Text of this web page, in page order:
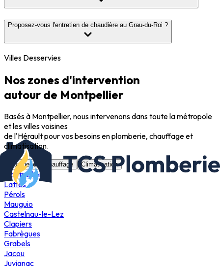
Proposez-vous l'entretien de chaudière au Grau-du-Roi ?
Villes Desservies
Nos zones d'intervention
autour de Montpellier
Basés à Montpellier, nous intervenons dans toute la métropole
et les villes voisines
de l'Hérault pour vos besoins en plomberie, chauffage et
climatisation.
Plomberie Chauffage Climatisation
Montpellier
Lattes
Pérols
Mauguio
Castelnau-le-Lez
Clapiers
Fabrègues
Grabels
Jacou
Juvignac